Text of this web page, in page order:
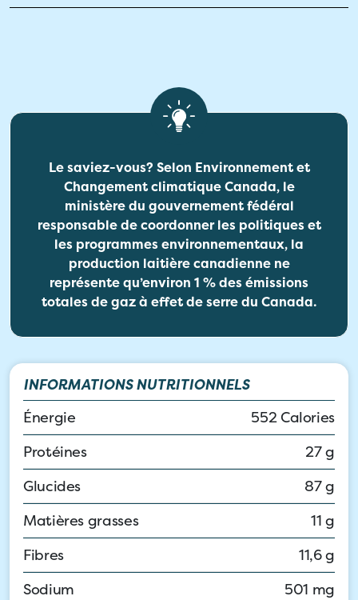
Le saviez-vous? Selon Environnement et
Changement climatique Canada, le
ministère du gouvernement fédéral
responsable de coordonner les politiques et
les programmes environnementaux, la
production laitière canadienne ne
représente qu’environ 1 % des émissions
totales de gaz à effet de serre du Canada.
INFORMATIONS NUTRITIONNELS
Énergie
552 Calories
Protéines
27 g
Glucides
87 g
Matières grasses
11 g
Fibres
11,6 g
Sodium
501 mg